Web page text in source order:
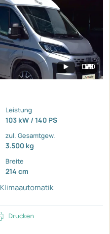
Leistung
103 kW / 140 PS
zul. Gesamtgew.
3.500 kg
Breite
214 cm
Klimaautomatik
Drucken